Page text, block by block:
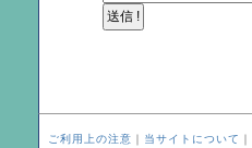
ご利用上の注意 ｜ 当サイトについて ｜